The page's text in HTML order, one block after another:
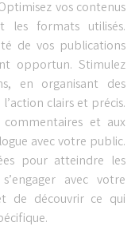
vos contenus
les formats utilisés.
de vos publications
opportun. Stimulez
en organisant des
clairs et précis.
et aux
avec votre public.
pour atteindre les
avec votre
de découvrir ce qui